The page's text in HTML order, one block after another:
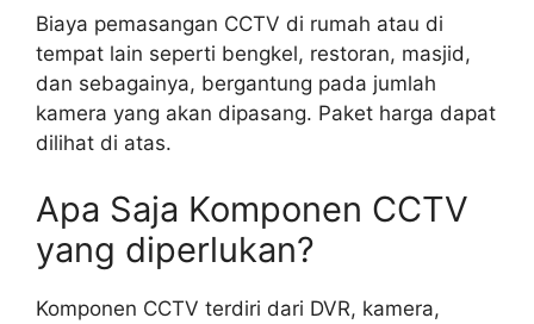
Biaya pemasangan CCTV di rumah atau di
tempat lain seperti bengkel, restoran, masjid,
dan sebagainya, bergantung pada jumlah
kamera yang akan dipasang. Paket harga dapat
dilihat di atas.
Apa Saja Komponen CCTV
yang diperlukan?
Komponen CCTV terdiri dari DVR, kamera,